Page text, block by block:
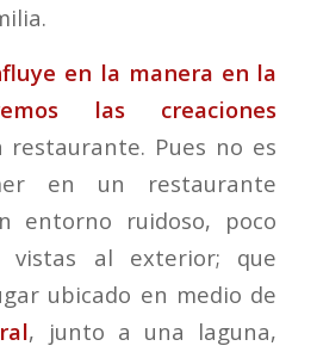
en la manera en la
las creaciones
Pues no es
en un restaurante
entorno ruidoso, poco
vistas al exterior; que
ubicado en medio de
, junto a una laguna,